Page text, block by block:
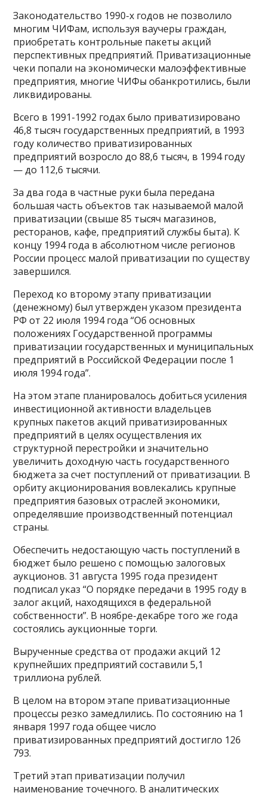
Законодательство 1990-х годов не позволило
многим ЧИФам, используя ваучеры граждан,
приобретать контрольные пакеты акций
перспективных предприятий. Приватизационные
чеки попали на экономически малоэффективные
предприятия, многие ЧИФы обанкротились, были
ликвидированы.
Всего в 1991-1992 годах было приватизировано
46,8 тысяч государственных предприятий, в 1993
году количество приватизированных
предприятий возросло до 88,6 тысяч, в 1994 году
— до 112,6 тысячи.
За два года в частные руки была передана
большая часть объектов так называемой малой
приватизации (свыше 85 тысяч магазинов,
ресторанов, кафе, предприятий службы быта). К
концу 1994 года в абсолютном числе регионов
России процесс малой приватизации по существу
завершился.
Переход ко второму этапу приватизации
(денежному) был утвержден указом президента
РФ от 22 июля 1994 года “Об основных
положениях Государственной программы
приватизации государственных и муниципальных
предприятий в Российской Федерации после 1
июля 1994 года”.
На этом этапе планировалось добиться усиления
инвестиционной активности владельцев
крупных пакетов акций приватизированных
предприятий в целях осуществления их
структурной перестройки и значительно
увеличить доходную часть государственного
бюджета за счет поступлений от приватизации. В
орбиту акционирования вовлекались крупные
предприятия базовых отраслей экономики,
определявшие производственный потенциал
страны.
Обеспечить недостающую часть поступлений в
бюджет было решено с помощью залоговых
аукционов. 31 августа 1995 года президент
подписал указ “О порядке передачи в 1995 году в
залог акций, находящихся в федеральной
собственности”. В ноябре-декабре того же года
состоялись аукционные торги.
Вырученные средства от продажи акций 12
крупнейших предприятий составили 5,1
триллиона рублей.
В целом на втором этапе приватизационные
процессы резко замедлились. По состоянию на 1
января 1997 года общее число
приватизированных предприятий достигло 126
793.
Третий этап приватизации получил
наименование точечного. В аналитических